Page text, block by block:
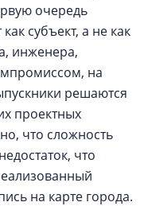
очередь
субъект, а не как
инженера,
на
решаются
проектных
что сложность
что
на карте города.